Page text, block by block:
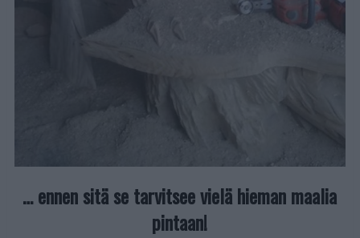
… ennen sitä se tarvitsee vielä hieman maalia
pintaan!